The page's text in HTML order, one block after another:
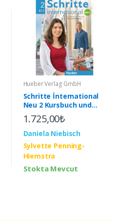
Hueber Verlag GmbH
Schritte İnternational
Neu 2 Kursbuch und
Arbeitsbuch mit Audios
online
1.725,00₺
Daniela Niebisch
Sylvette Penning-
Hiemstra
Stokta Mevcut